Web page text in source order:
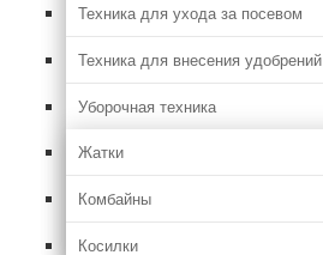
Техника для ухода за посевом
Техника для внесения удобрений
Уборочная техника
Жатки
Комбайны
Косилки